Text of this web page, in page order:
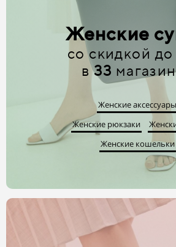
Женские
со скидкой до
в33
Женские аксессуары
Женские рюкзаки
Женские кошельки